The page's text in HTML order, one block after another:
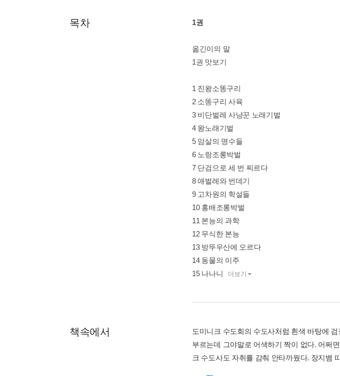
목차 1권
옮긴이의 말
1권 맛보기
1 진왕소똥구리
2 소똥구리 사육
3 비단벌레 사냥꾼 노래기벌
4 왕노래기벌
5 암살의 명수들
6 노랑조롱박벌
7 단검으로 세 번 찌르다
8 애벌레와 번데기
9 고차원의 학설들
10 홍배조롱박벌
11 본능의 과학
12 무식한 본능
13 방뚜우산에 오르다
14 동물의 이주
15 나나니
더보기
책속에서
도미니크 수도회의 수도사처럼 흰색 바탕에
부르는데 그야말로 어색하기 짝이 없다. 어쩌
크 수도사도 자취를 감춰 안타까웠다. 장지뱀